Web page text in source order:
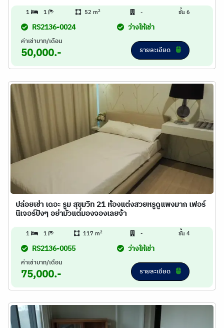
1 1 52 m2 - ชั้น 6
RS2136-0024 ว่างให้เช่า
ค่าเช่าบาท/เดือน
50,000.- รายละเอียด
ปล่อยเช่า เดอะ รูม สุขุมวิท 21 ห้องแต่งสวยหรูดูแพงมาก เฟอร์
นิเจอร์ปังๆ อย่ามัวแต่มองจองเลยจ้า
1 1 117 m2 - ชั้น 4
RS2136-0055 ว่างให้เช่า
ค่าเช่าบาท/เดือน
75,000.- รายละเอียด